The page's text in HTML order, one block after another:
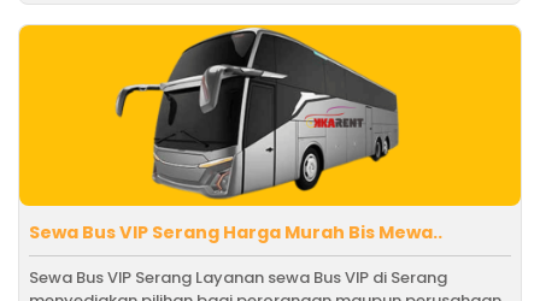
Sewa Bus VIP Serang Harga Murah Bis Mewa..
Sewa Bus VIP Serang Layanan sewa Bus VIP di Serang